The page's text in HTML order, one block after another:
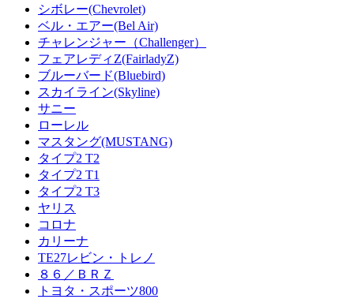
シボレー(Chevrolet)
ベル・エアー(Bel Air)
チャレンジャー（Challenger）
フェアレディZ(FairladyZ)
ブルーバード(Bluebird)
スカイライン(Skyline)
サニー
ローレル
マスタング(MUSTANG)
タイプ2 T2
タイプ2 T1
タイプ2 T3
ヤリス
コロナ
カリーナ
TE27レビン・トレノ
８６／ＢＲＺ
トヨタ・スポーツ800